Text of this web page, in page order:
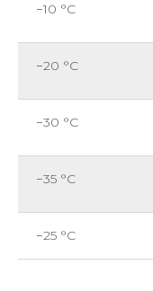
−10 °C
−20 °C
−30 °C
−35 °C
−25 °C